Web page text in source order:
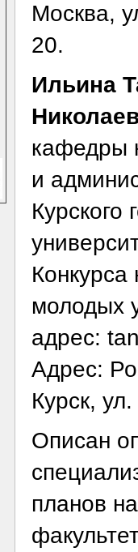
Москва,
20.
Ильина
кафедры
и
Курского
Конкурса
молодых
адрес:
Адрес:
Курск,
Описан
планов